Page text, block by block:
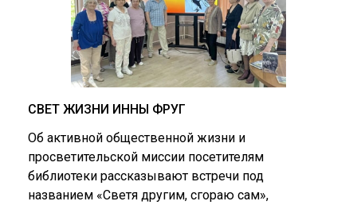
СВЕТ ЖИЗНИ ИННЫ ФРУГ
Об активной общественной жизни и
просветительской миссии посетителям
библиотеки рассказывают встречи под
названием «Светя другим, сгораю сам»,